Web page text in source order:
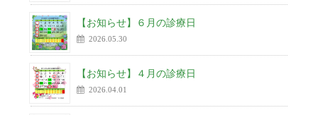
【お知らせ】６月の診療日
2026.05.30
【お知らせ】４月の診療日
2026.04.01